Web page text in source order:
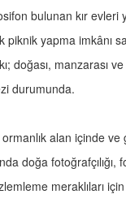
bulunan kır evleri
yapma imkânı
doğası,
durumunda.
alan içinde
doğa
meraklıları